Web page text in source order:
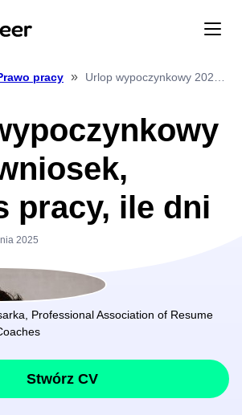
pracy »
pracy, ile dni
2025
Professional Association of Resume
Stwórz CV